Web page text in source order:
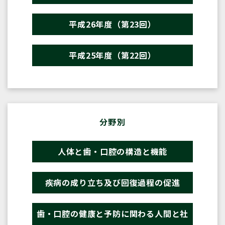
平成26年度（第23回）
平成25年度（第22回）
分野別
人体と歯・口腔の構造と機能
疾病の成り立ち及び回復過程の促進
歯・口腔の健康と予防に関わる人間と社